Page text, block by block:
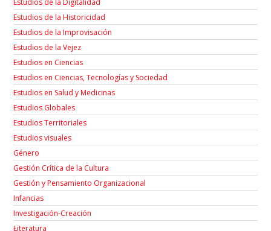
Estudios de la Historicidad
Estudios de la Improvisación
Estudios de la Vejez
Estudios en Ciencias
Estudios en Ciencias, Tecnologías y Sociedad
Estudios en Salud y Medicinas
Estudios Globales
Estudios Territoriales
Estudios visuales
Género
Gestión Crítica de la Cultura
Gestión y Pensamiento Organizacional
Infancias
Investigación-Creación
Łiteratura